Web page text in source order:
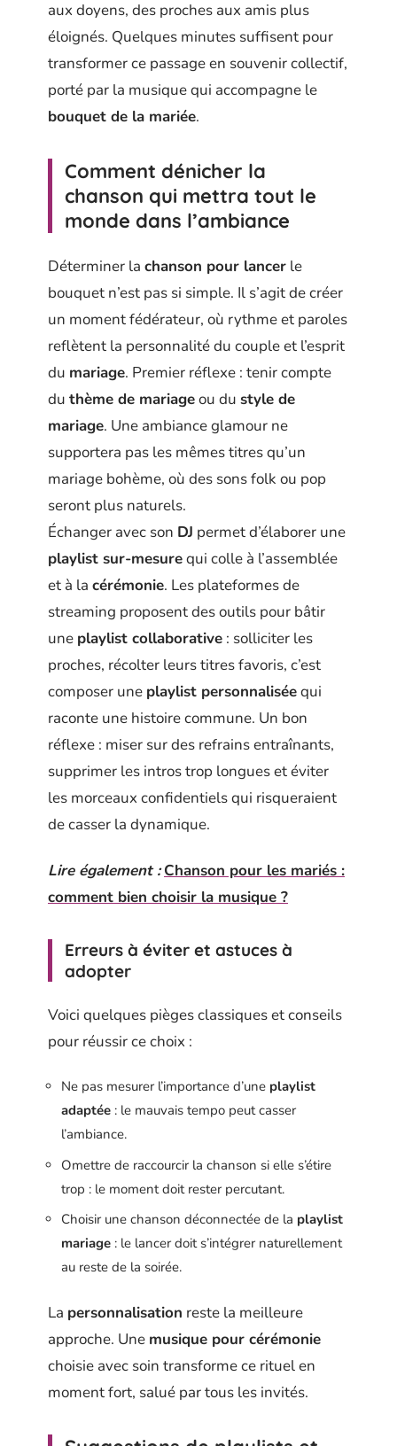
aux doyens, des proches aux amis plus
éloignés. Quelques minutes suffisent pour
transformer ce passage en souvenir collectif,
porté par la musique qui accompagne le
bouquet de la mariée.
Comment dénicher la
chanson qui mettra tout le
monde dans l’ambiance
Déterminer la chanson pour lancer le
bouquet n’est pas si simple. Il s’agit de créer
un moment fédérateur, où rythme et paroles
reflètent la personnalité du couple et l’esprit
du mariage. Premier réflexe : tenir compte
du thème de mariageou du style de
mariage. Une ambiance glamour ne
supportera pas les mêmes titres qu’un
mariage bohème, où des sons folk ou pop
seront plus naturels.
Échanger avec son DJ permet d’élaborer une
playlist sur-mesurequi colle à l’assemblée
et à la cérémonie. Les plateformes de
streaming proposent des outils pour bâtir
une playlist collaborative : solliciter les
proches, récolter leurs titres favoris, c’est
composer une playlist personnaliséequi
raconte une histoire commune. Un bon
réflexe : miser sur des refrains entraînants,
supprimer les intros trop longues et éviter
les morceaux confidentiels qui risqueraient
de casser la dynamique.
Lire également : Chanson pour les mariés :
comment bien choisir la musique ?
Erreurs à éviter et astuces à
adopter
Voici quelques pièges classiques et conseils
pour réussir ce choix :
Ne pas mesurer l’importance d’une playlist
adaptée : le mauvais tempo peut casser
l’ambiance.
Omettre de raccourcir la chanson si elle s’étire
trop : le moment doit rester percutant.
Choisir une chanson déconnectée de la playlist
mariage : le lancer doit s’intégrer naturellement
au reste de la soirée.
La personnalisation reste la meilleure
approche. Une musique pour cérémonie
choisie avec soin transforme ce rituel en
moment fort, salué par tous les invités.